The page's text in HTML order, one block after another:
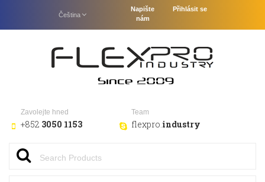
Přihlásit se
Čeština
Napište
nám
Zavolejte hned
+852 3050 1153
Team
flexpro.industry